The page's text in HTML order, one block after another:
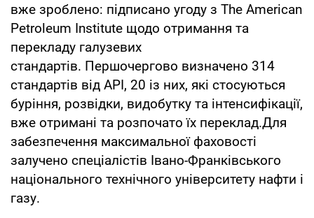
вже зроблено: підписано угоду з The American
Petroleum Institute щодо отримання та
перекладу галузевих
стандартів. Першочергово визначено 314
стандартів від API, 20 із них, які стосуються
буріння, розвідки, видобутку та інтенсифікації,
вже отримані та розпочато їх переклад.Для
забезпечення максимальної фаховості
залучено спеціалістів Івано-Франківського
національного технічного університету нафти і
газу.